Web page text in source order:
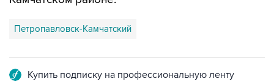
Петропавловск-Камчатский
Купить подписку на профессиональную ленту